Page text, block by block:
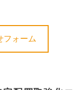
フォーム